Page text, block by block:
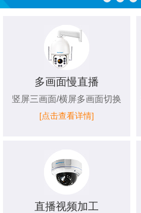
多画面慢直播
竖屏三画面/横屏多画面切换
[点击查看详情]
直播视频加工